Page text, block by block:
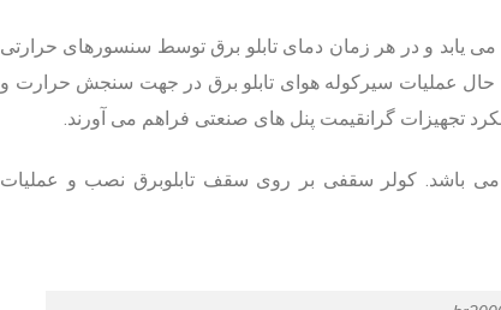
یابد و در هر زمان دمای تابلو برق توسط سنسورهای حرارتی
حال عملیات سیرکوله هوای تابلو برق در جهت سنجش حرارت و
تجهیزات گرانقیمت پنل های صنعتی فراهم می آورند.
باشد. کولر سقفی بر روی سقف تابلوبرق نصب و عملیات